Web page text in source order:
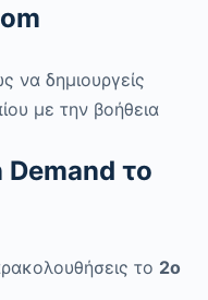
δημιουργείς
με την βοήθεια
το
το 2ο